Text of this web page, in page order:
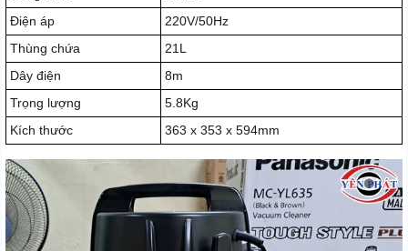
Điện áp
220V/50Hz
Thùng chứa
21L
Dây điện
8m
Trọng lượng
5.8Kg
Kích thước
363 x 353 x 594mm